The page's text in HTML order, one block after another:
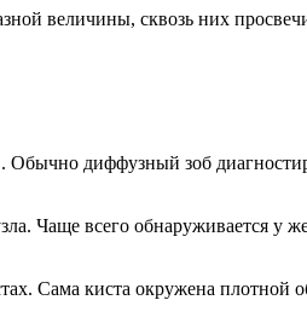
величины, сквозь них
Обычно диффузный зоб
Чаще всего обнаруживается
Сама киста окружена плотной